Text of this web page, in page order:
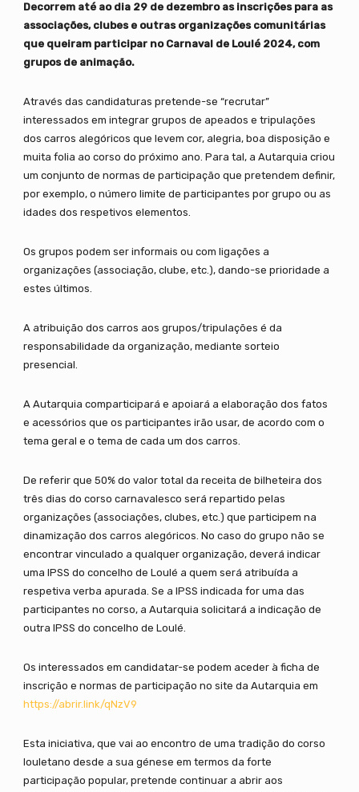
Decorrem até ao dia 29 de dezembro as inscrições para as
associações, clubes e outras organizações comunitárias
que queiram participar no Carnaval de Loulé 2024, com
grupos de animação.
Através das candidaturas pretende-se “recrutar”
interessados em integrar grupos de apeados e tripulações
dos carros alegóricos que levem cor, alegria, boa disposição e
muita folia ao corso do próximo ano. Para tal, a Autarquia criou
um conjunto de normas de participação que pretendem definir,
por exemplo, o número limite de participantes por grupo ou as
idades dos respetivos elementos.
Os grupos podem ser informais ou com ligações a
organizações (associação, clube, etc.), dando-se prioridade a
estes últimos.
A atribuição dos carros aos grupos/tripulações é da
responsabilidade da organização, mediante sorteio
presencial.
A Autarquia comparticipará e apoiará a elaboração dos fatos
e acessórios que os participantes irão usar, de acordo com o
tema geral e o tema de cada um dos carros.
De referir que 50% do valor total da receita de bilheteira dos
três dias do corso carnavalesco será repartido pelas
organizações (associações, clubes, etc.) que participem na
dinamização dos carros alegóricos. No caso do grupo não se
encontrar vinculado a qualquer organização, deverá indicar
uma IPSS do concelho de Loulé a quem será atribuída a
respetiva verba apurada. Se a IPSS indicada for uma das
participantes no corso, a Autarquia solicitará a indicação de
outra IPSS do concelho de Loulé.
Os interessados em candidatar-se podem aceder à ficha de
inscrição e normas de participação no site da Autarquia em
https://abrir.link/qNzV9
Esta iniciativa, que vai ao encontro de uma tradição do corso
louletano desde a sua génese em termos da forte
participação popular, pretende continuar a abrir aos